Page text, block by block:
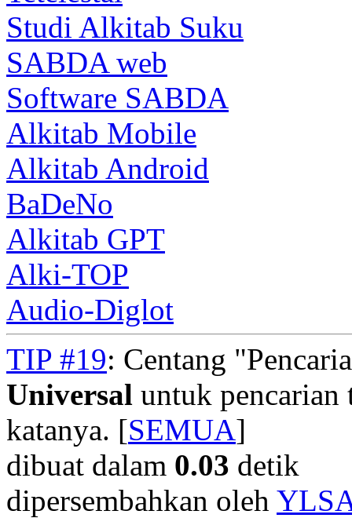
Studi Alkitab Suku
SABDA web
Software SABDA
Alkitab Mobile
Alkitab Android
BaDeNo
Alkitab GPT
Alki-TOP
Audio-Diglot
TIP #19: Centang
Universal untuk pencarian
katanya. [SEMUA]
dibuat dalam 0.03 detik
dipersembahkan oleh